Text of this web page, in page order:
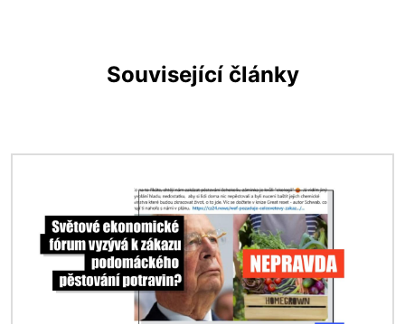
Související články